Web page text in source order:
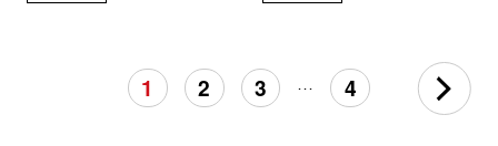
1 2 3 ･･･ 4